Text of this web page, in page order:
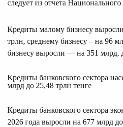
следует из отчета Национального
Кредиты малому бизнесу
трлн, среднему бизнесу – на 96
бизнесу выросли — на 351 млрд,
Кредиты банковского сектора
млрд до 25,48 трлн тенге
Кредиты банковского сектора
2026 года выросли на 677 млрд